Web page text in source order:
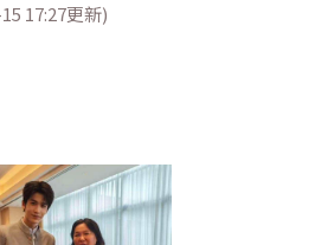
17:27更新)